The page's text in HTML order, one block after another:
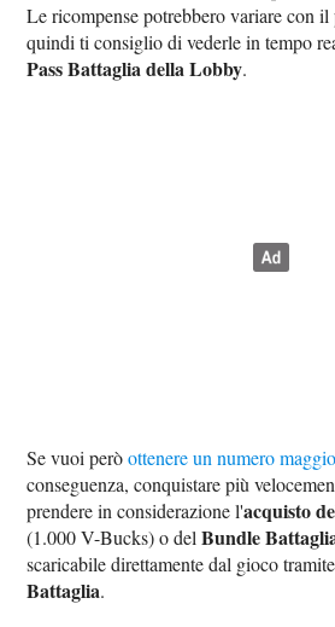
Le ricompense potrebbero variare con il
quindi ti consiglio di vederle in tempo
Pass Battaglia della Lobby.
Se vuoi peròottenere un numero
conseguenza, conquistare più
prendere in considerazione l'acquisto
(1.000 V-Bucks) o delBundle
scaricabile direttamente dal gioco
Battaglia.